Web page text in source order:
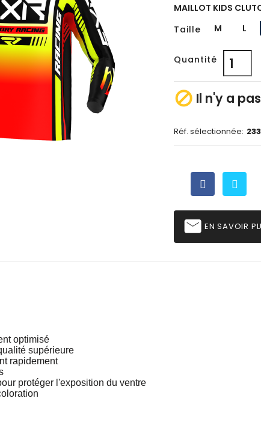
MAILLOT KIDS
Taille
M L
Quantité
 Il n'y a
Réf. sélectionnée:
email EN SAVOIR
optimisé
supérieure
rapidement
protéger l'exposition du ventre